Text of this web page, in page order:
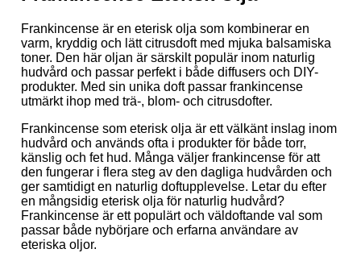
Frankincense är en eterisk olja som kombinerar en
varm, kryddig och lätt citrusdoft med mjuka balsamiska
toner. Den här oljan är särskilt populär inom naturlig
hudvård och passar perfekt i både diffusers och DIY-
produkter. Med sin unika doft passar frankincense
utmärkt ihop med trä-, blom- och citrusdofter.
Frankincense som eterisk olja är ett välkänt inslag inom
hudvård och används ofta i produkter för både torr,
känslig och fet hud. Många väljer frankincense för att
den fungerar i flera steg av den dagliga hudvården och
ger samtidigt en naturlig doftupplevelse. Letar du efter
en mångsidig eterisk olja för naturlig hudvård?
Frankincense är ett populärt och väldoftande val som
passar både nybörjare och erfarna användare av
eteriska oljor.